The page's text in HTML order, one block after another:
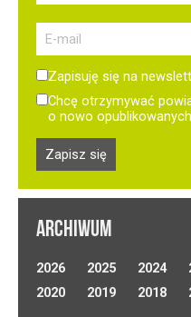
Zapisuję się na
Chcę otrzymywać
o nowo
ARCHIWUM
2026 2025 2024
2020
2019 2018